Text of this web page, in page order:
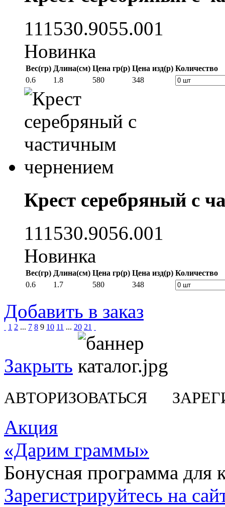
111530.9055.001
Новинка
Вес(гр) Длина(см) Цена гр(р) Цена изд(р) Количество
0.6
1.8 580 348
Крест серебряный с
111530.9056.001
Новинка
Вес(гр) Длина(см) Цена гр(р) Цена изд(р) Количество
0.6
1.7 580 348
Добавить в заказ
1 2 ... 7 8 9 10 11 ... 20 21
Закрыть
АВТОРИЗОВАТЬСЯ
Акция
«Дарим граммы»
Бонусная программа для
Зарегистрируйтесь на